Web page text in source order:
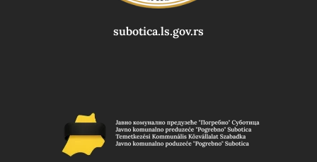
subotica.ls.gov.rs